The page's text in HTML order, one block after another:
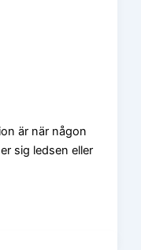
är när någon
sig ledsen eller